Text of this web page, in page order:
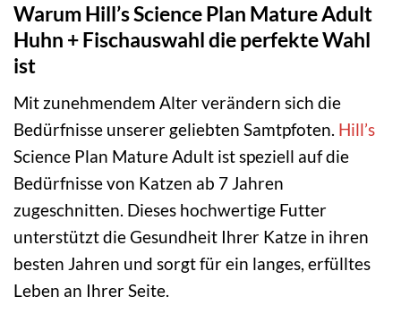
Warum Hill’s Science Plan Mature Adult
Huhn + Fischauswahl die perfekte Wahl
ist
Mit zunehmendem Alter verändern sich die
Bedürfnisse unserer geliebten Samtpfoten. Hill’s
Science Plan Mature Adult ist speziell auf die
Bedürfnisse von Katzen ab 7 Jahren
zugeschnitten. Dieses hochwertige Futter
unterstützt die Gesundheit Ihrer Katze in ihren
besten Jahren und sorgt für ein langes, erfülltes
Leben an Ihrer Seite.